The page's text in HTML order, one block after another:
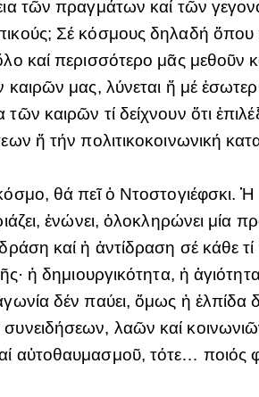
τῶν πραγμάτων καί τῶν
Σέ κόσμους δηλαδή
καί περισσότερο μᾶς μεθοῦν
μας, λύνεται ἤ μέ
καιρῶν τί δείχνουν ὅτι
ἤ τήν πολιτικοκοινωνική
θά πεῖ ὁ Ντοστογιέφσκι. Ἡ
ἑνώνει, ὁλοκληρώνει μία
καί ἡ ἀντίδραση σέ κάθε
ἡ δημιουργικότητα, ἡ
δέν παύει, ὅμως ἡ ἐλπίδα
λαῶν καί
αὐτοθαυμασμοῦ, τότε… ποιός